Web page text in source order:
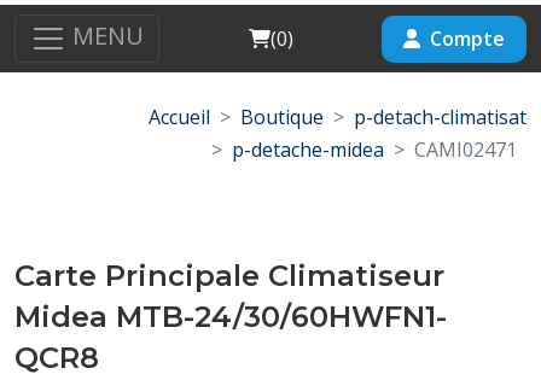
MENU Cart
(0) Compte
Accueil Boutique
p-detach-climatisat
p-detache-midea
CAMI02471
Carte Principale Climatiseur
Midea MTB-24/30/60HWFN1-
QCR8